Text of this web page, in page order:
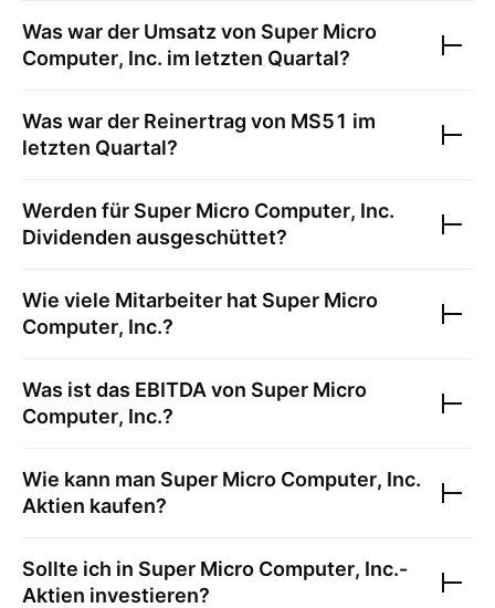
Was war der Umsatz von Super Micro
Computer, Inc. im letzten Quartal?
Was war der Reinertrag von MS51 im
letzten Quartal?
Werden für Super Micro Computer, Inc.
Dividenden ausgeschüttet?
Wie viele Mitarbeiter hat Super Micro
Computer, Inc.?
Was ist das EBITDA von Super Micro
Computer, Inc.?
Wie kann man Super Micro Computer, Inc.
Aktien kaufen?
Sollte ich in Super Micro Computer, Inc.-
Aktien investieren?